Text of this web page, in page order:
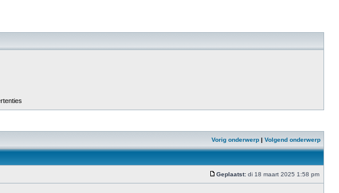
Vorig onderwerp | Volgend onderwerp
Geplaatst: di 18 maart 2025 1:58 pm